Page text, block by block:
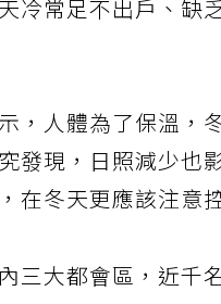
冷常足不出戶、缺
，人體為了保溫，
發現，日照減少也
在冬天更應該注意
三大都會區，近千